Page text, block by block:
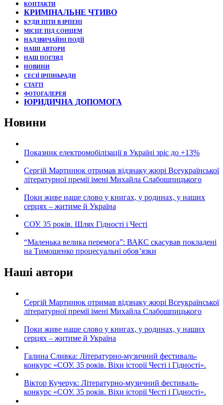
КОНТАКТИ
КРИМІНАЛЬНЕ ЧТИВО
КУДИ ПІТИ В ІРПЕНІ
МІСЦЕ ПІД СОНЦЕМ
НАДЗВИЧАЙНІ ПОДЇЇ
НАШІ АВТОРИ
НАШ ПОГЛЯД
НОВИНИ
СЕСІЇ ІРПІНЬРАДИ
СТАТТІ
ФОТОГАЛЕРЕЯ
ЮРИДИЧНА ДОПОМОГА
Новини
Показник електромобілізації в Україні зріс до +13%
Сергій Мартинюк отримав відзнаку жюрі Всеукраїнської
літературної премії імені Михайла Слабошпицького
Поки живе наше слово у книгах, у родинах, у наших
серцях – житиме й Україна
СОУ. 35 років. Шлях Гідності і Честі
“Маленька велика перемога”: ВАКС скасував покладені
на Тимошенко процесуальні обов’язки
Наші автори
Сергій Мартинюк отримав відзнаку жюрі Всеукраїнської
літературної премії імені Михайла Слабошпицького
Поки живе наше слово у книгах, у родинах, у наших
серцях – житиме й Україна
Галина Сливка: Літературно-музичний фестиваль-
конкурс «СОУ. 35 років. Віхи історії Честі і Гідності».
Віктор Кучерук: Літературно-музичний фестиваль-
конкурс «СОУ. 35 років. Віхи історії Честі і Гідності».